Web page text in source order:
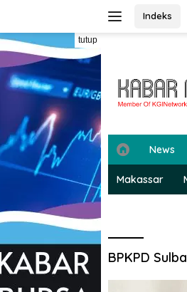
konten
Indeks
tutup
H
o
m
e
News
Makassar
BPKPD